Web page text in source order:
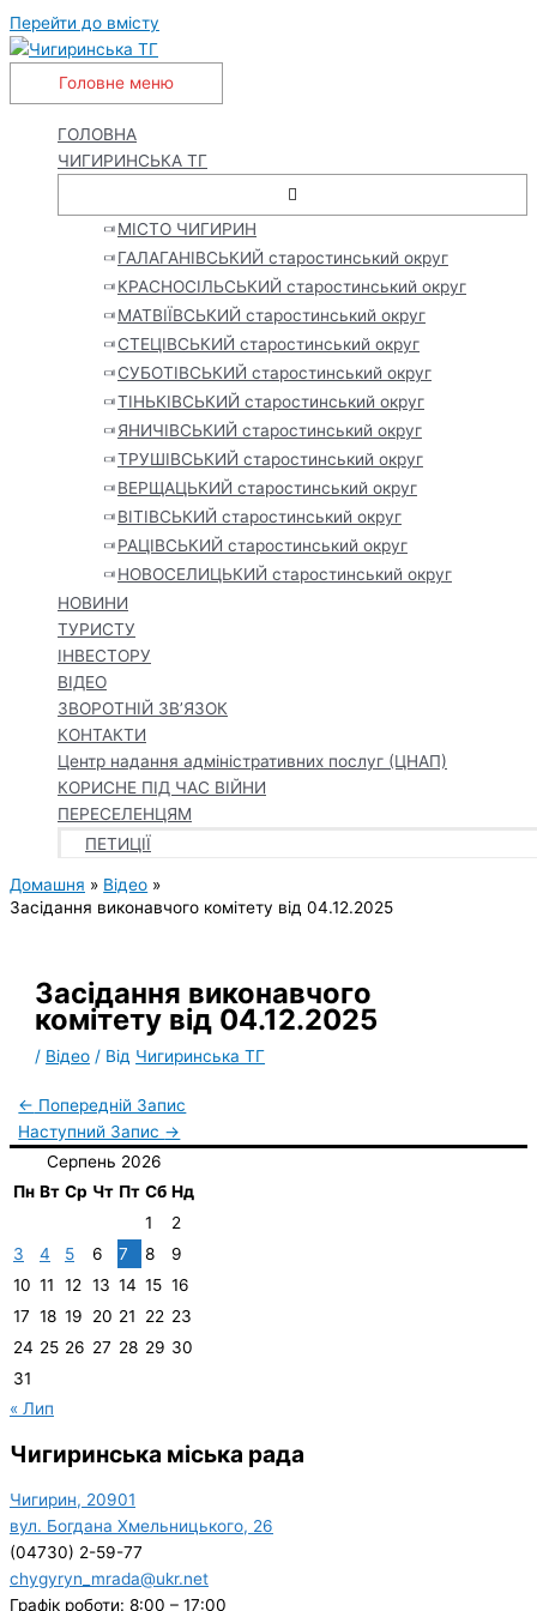
Перейти до вмісту
Головне меню
ГОЛОВНА
ЧИГИРИНСЬКА ТГ
МІСТО ЧИГИРИН
ГАЛАГАНІВСЬКИЙ старостинський округ
КРАСНОСІЛЬСЬКИЙ старостинський округ
МАТВІЇВСЬКИЙ старостинський округ
СТЕЦІВСЬКИЙ старостинський округ
СУБОТІВСЬКИЙ старостинський округ
ТІНЬКІВСЬКИЙ старостинський округ
ЯНИЧІВСЬКИЙ старостинський округ
ТРУШІВСЬКИЙ старостинський округ
ВЕРЩАЦЬКИЙ старостинський округ
ВІТІВСЬКИЙ старостинський округ
РАЦІВСЬКИЙ старостинський округ
НОВОСЕЛИЦЬКИЙ старостинський округ
НОВИНИ
ТУРИСТУ
ІНВЕСТОРУ
ВІДЕО
ЗВОРОТНІЙ ЗВ’ЯЗОК
КОНТАКТИ
Центр надання адміністративних послуг (ЦНАП)
КОРИСНЕ ПІД ЧАС ВІЙНИ
ПЕРЕСЕЛЕНЦЯМ
ПЕТИЦІЇ
Домашня
Відео
Засідання виконавчого комітету від 04.12.2025
Засідання виконавчого
комітету від 04.12.2025
/ Відео / Від Чигиринська ТГ
← Попередній Запис
Наступний Запис →
Серпень 2026
Пн Вт Ср Чт Пт Сб Нд
1
2
3
4 5 6 7 8
9
10 11 12 13 14 15 16
17 18 19 20 21 22 23
24 25 26 27 28 29 30
31
« Лип
Чигиринська міська рада
Чигирин, 20901
вул. Богдана Хмельницького, 26
(04730) 2-59-77
chygyryn_mrada@ukr.net
Графік роботи: 8:00 – 17:00